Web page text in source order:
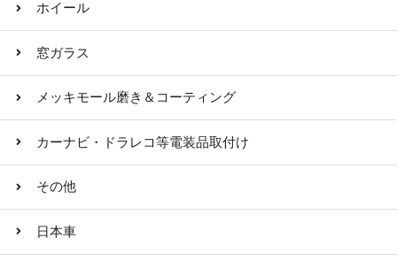
ホイール
窓ガラス
メッキモール磨き＆コーティング
カーナビ・ドラレコ等電装品取付け
その他
日本車